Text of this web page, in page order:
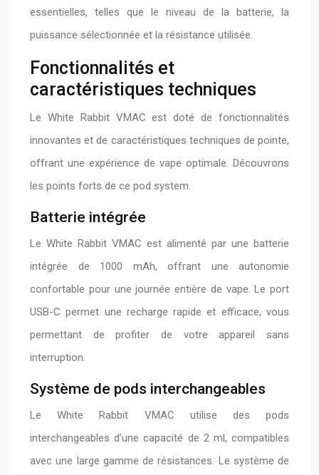
essentielles, telles que le niveau de la batterie, la
puissance sélectionnée et la résistance utilisée.
Fonctionnalités et
caractéristiques techniques
Le White Rabbit VMAC est doté de fonctionnalités
innovantes et de caractéristiques techniques de pointe,
offrant une expérience de vape optimale. Découvrons
les points forts de ce pod system.
Batterie intégrée
Le White Rabbit VMAC est alimenté par une batterie
intégrée de 1000 mAh, offrant une autonomie
confortable pour une journée entière de vape. Le port
USB-C permet une recharge rapide et efficace, vous
permettant de profiter de votre appareil sans
interruption.
Système de pods interchangeables
Le White Rabbit VMAC utilise des pods
interchangeables d’une capacité de 2 ml, compatibles
avec une large gamme de résistances. Le système de